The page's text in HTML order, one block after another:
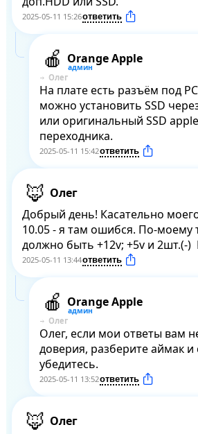
2025-05-11 15:26
Orange Apple
Олег
На плате есть разъём под
можно установить SSD
или оригинальный SSD
переходника.
2025-05-11 15:42
Олег
Добрый день! Касательно
10.05 - я там ошибся. По-моему
должно быть +12v; +5v и 2шт.(-)
2025-05-11 13:44
Orange Apple
Олег
Олег, если мои ответы вам
доверия, разберите аймак
убедитесь.
2025-05-11 13:52
Олег